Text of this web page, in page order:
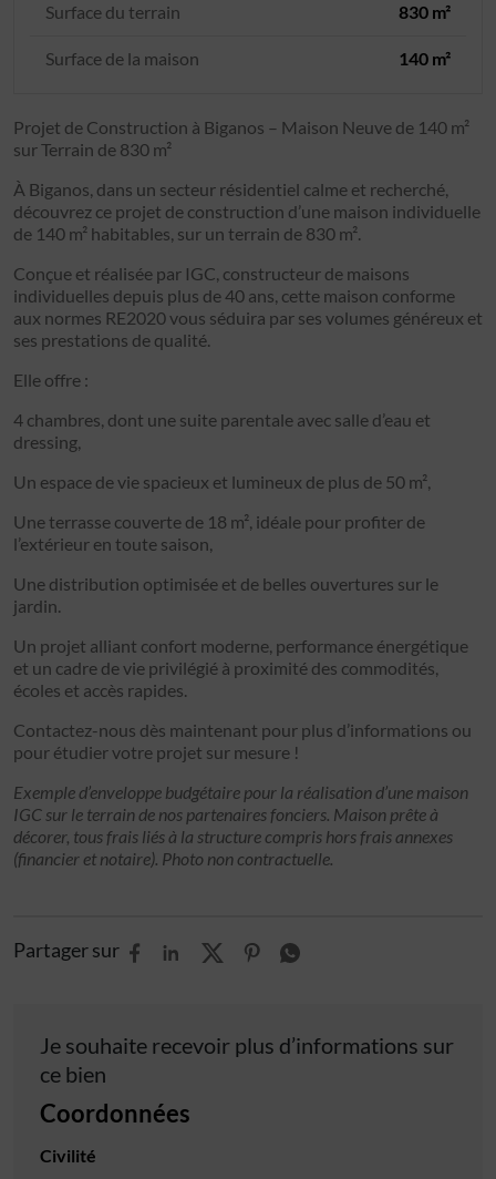
Surface du terrain 830 m²
Surface de la maison 140 m²
Projet de Construction à Biganos – Maison Neuve de 140 m²
sur Terrain de 830 m²
À Biganos, dans un secteur résidentiel calme et recherché,
découvrez ce projet de construction d’une maison individuelle
de 140 m² habitables, sur un terrain de 830 m².
Conçue et réalisée par IGC, constructeur de maisons
individuelles depuis plus de 40 ans, cette maison conforme
aux normes RE2020 vous séduira par ses volumes généreux et
ses prestations de qualité.
Elle offre :
4 chambres, dont une suite parentale avec salle d’eau et
dressing,
Un espace de vie spacieux et lumineux de plus de 50 m²,
Une terrasse couverte de 18 m², idéale pour profiter de
l’extérieur en toute saison,
Une distribution optimisée et de belles ouvertures sur le
jardin.
Un projet alliant confort moderne, performance énergétique
et un cadre de vie privilégié à proximité des commodités,
écoles et accès rapides.
Contactez-nous dès maintenant pour plus d’informations ou
pour étudier votre projet sur mesure !
Exemple d’enveloppe budgétaire pour la réalisation d’une maison
IGC sur le terrain de nos partenaires fonciers. Maison prête à
décorer, tous frais liés à la structure compris hors frais annexes
(financier et notaire). Photo non contractuelle.
Partager sur
Je souhaite recevoir plus d’informations sur
ce bien
Coordonnées
Civilité